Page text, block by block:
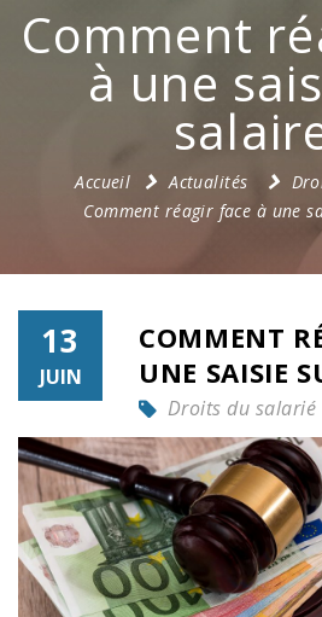
Comment
à une
Accueil Actualités
Comment réagir face à une
13
JUIN
COMMENT
UNE SAISIE
Droits du salarié